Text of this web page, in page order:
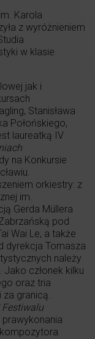
Karola
z wyróżnieniem
w klasie
jak i
Stanisława
Połońskiego,
laureatką IV
na Konkursie
orkiestry: z
im.
Gerda Müllera
pod
Wai Le, a także
dyrekcja Tomasza
należy
Jako członek kilku
oraz tria
granicą.
Festiwalu